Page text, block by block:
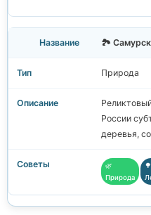
🏞️
Природа
России
деревья,
🌿
Природа
🌳